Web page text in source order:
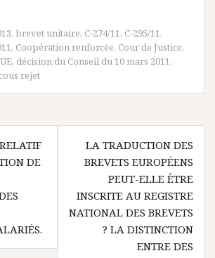
, brevet unitaire, C-274/11, C-295/11,
, Coopération renforcée, Cour de Justice,
, décision du Conseil du 10 mars 2011,
rejet
DE
LA TRADUCTION DES
BREVETS EUROPÉENS
PEUT-ELLE ÊTRE
INSCRITE AU REGISTRE
NATIONAL DES BREVETS
? LA DISTINCTION
ENTRE DES